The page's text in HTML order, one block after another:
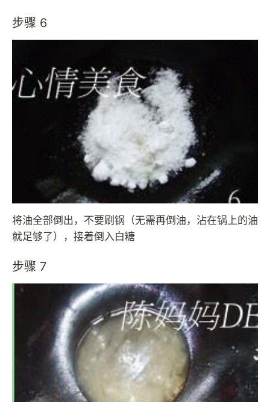
步骤 6
将油全部倒出，不要刷锅（无需再倒油，沾在锅上的油
就足够了），接着倒入白糖
步骤 7